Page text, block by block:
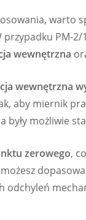
warto
przypadku PM-
wewnętrzna
wewnętrzna
aby miernik
były możliwie
zerowego,
odchyleń